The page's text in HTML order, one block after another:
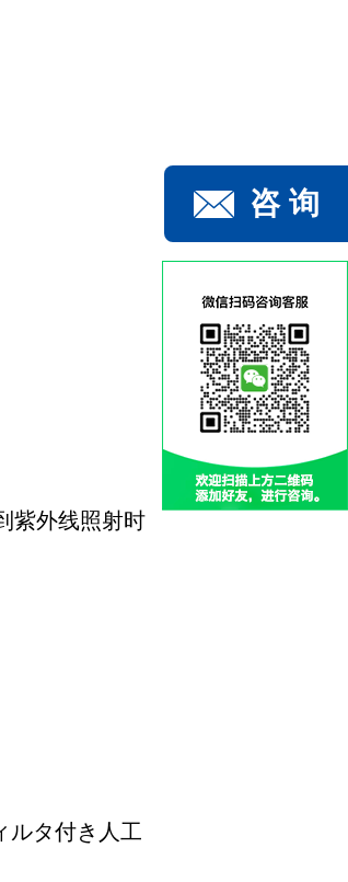
咨 询
紫外线照射时
ルタ付き人工